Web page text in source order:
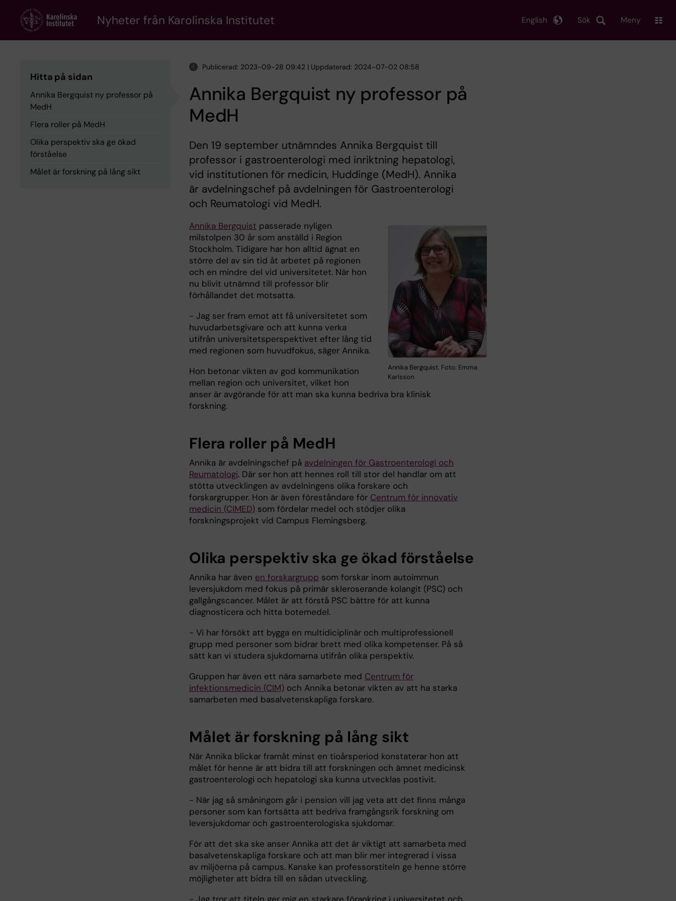
content
Nyheter från Karolinska Institutet Sök
English Meny
Hitta på sidan
Annika Bergquist ny professor på
MedH
Flera roller på MedH
Olika perspektiv ska ge ökad
förståelse
Målet är forskning på lång sikt
Publicerad: 2023-09-28 09:42 | Uppdaterad: 2024-07-02 08:58
Annika Bergquist ny professor på
MedH
Den 19 september utnämndes Annika Bergquist till
professor i gastroenterologi med inriktning hepatologi,
vid institutionen för medicin, Huddinge (MedH). Annika
är avdelningschef på avdelningen för Gastroenterologi
och Reumatologi vid MedH.
Annika Bergquist. Foto: Emma
Karlsson
Annika Bergquist passerade nyligen
milstolpen 30 år som anställd i Region
Stockholm. Tidigare har hon alltid ägnat en
större del av sin tid åt arbetet på regionen
och en mindre del vid universitetet. När hon
nu blivit utnämnd till professor blir
förhållandet det motsatta.
- Jag ser fram emot att få universitetet som
huvudarbetsgivare och att kunna verka
utifrån universitetsperspektivet efter lång tid
med regionen som huvudfokus, säger Annika.
Hon betonar vikten av god kommunikation
mellan region och universitet, vilket hon
anser är avgörande för att man ska kunna bedriva bra klinisk
forskning.
Flera roller på MedH
Annika är avdelningschef på avdelningen för Gastroenterologi och
Reumatologi. Där ser hon att hennes roll till stor del handlar om att
stötta utvecklingen av avdelningens olika forskare och
forskargrupper. Hon är även föreståndare för Centrum för innovativ
medicin (CIMED) som fördelar medel och stödjer olika
forskningsprojekt vid Campus Flemingsberg.
Olika perspektiv ska ge ökad förståelse
Annika har även en forskargrupp som forskar inom autoimmun
leversjukdom med fokus på primär skleroserande kolangit (PSC) och
gallgångscancer. Målet är att förstå PSC bättre för att kunna
diagnosticera och hitta botemedel.
- Vi har försökt att bygga en multidiciplinär och multiprofessionell
grupp med personer som bidrar brett med olika kompetenser. På så
sätt kan vi studera sjukdomarna utifrån olika perspektiv.
Gruppen har även ett nära samarbete med Centrum för
infektionsmedicin (CIM) och Annika betonar vikten av att ha starka
samarbeten med basalvetenskapliga forskare.
Målet är forskning på lång sikt
När Annika blickar framåt minst en tioårsperiod konstaterar hon att
målet för henne är att bidra till att forskningen och ämnet medicinsk
gastroenterologi och hepatologi ska kunna utvecklas postivit.
- När jag så småningom går i pension vill jag veta att det finns många
personer som kan fortsätta att bedriva framgångsrik forskning om
leversjukdomar och gastroenterologiska sjukdomar.
För att det ska ske anser Annika att det är viktigt att samarbeta med
basalvetenskapliga forskare och att man blir mer integrerad i vissa
av miljöerna på campus. Kanske kan professorstiteln ge henne större
möjligheter att bidra till en sådan utveckling.